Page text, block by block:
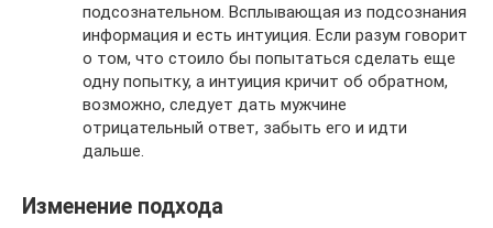
подсознательном. Всплывающая из подсознания
информация и есть интуиция. Если разум говорит
о том, что стоило бы попытаться сделать еще
одну попытку, а интуиция кричит об обратном,
возможно, следует дать мужчине
отрицательный ответ, забыть его и идти
дальше.
Изменение подхода